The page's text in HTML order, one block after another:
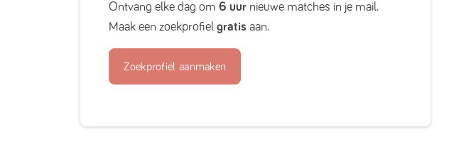
Ontvang elke dag om6 uur nieuwe matches in je mail.
Maak een zoekprofielgratis aan.
Zoekprofiel aanmaken